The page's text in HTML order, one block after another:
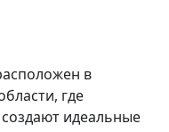
в
где
идеальные